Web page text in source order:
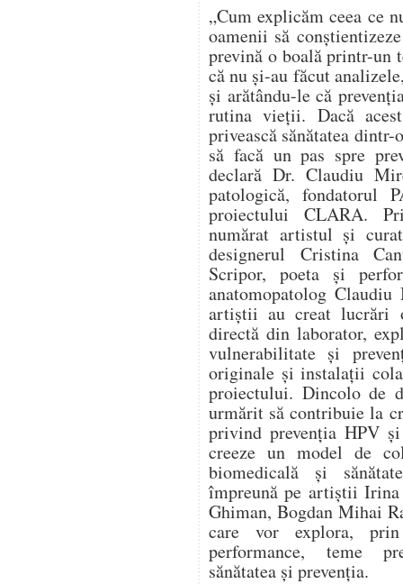
„Cum explicăm ceea ce
oamenii să
prevină o boală printr-un
că nu și-au făcut
și arătându-le că
rutina vieții. Dacă
privească sănătatea
să facă un pas spre
declară Dr. Claudiu
patologică, fondatorul
proiectului CLARA.
numărat artistul și
designerul Cristina
Scripor, poeta și
anatomopatolog
artiștii au creat lucrări
directă din laborator,
vulnerabilitate și
originale și instalații
proiectului. Dincolo de
urmărit să contribuie la
privind prevenția HPV
creeze un model de
biomedicală și
împreună pe artiștii
Ghiman, Bogdan Mihai
care vor explora,
performance, teme
sănătatea și prevenția.